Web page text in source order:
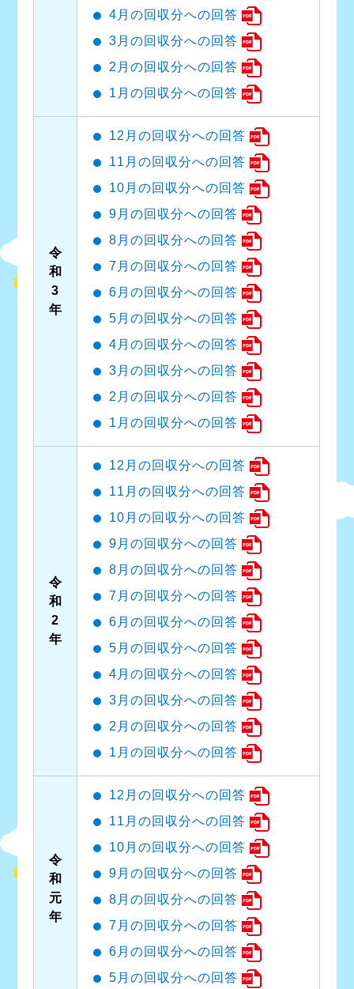
4月の回収分への回答
3月の回収分への回答
2月の回収分への回答
1月の回収分への回答
令
和
3
年
12月の回収分への回答
11月の回収分への回答
10月の回収分への回答
9月の回収分への回答
8月の回収分への回答
7月の回収分への回答
6月の回収分への回答
5月の回収分への回答
4月の回収分への回答
3月の回収分への回答
2月の回収分への回答
1月の回収分への回答
令
和
2
年
12月の回収分への回答
11月の回収分への回答
10月の回収分への回答
9月の回収分への回答
8月の回収分への回答
7月の回収分への回答
6月の回収分への回答
5月の回収分への回答
4月の回収分への回答
3月の回収分への回答
2月の回収分への回答
1月の回収分への回答
令
和
元
年
12月の回収分への回答
11月の回収分への回答
10月の回収分への回答
9月の回収分への回答
8月の回収分への回答
7月の回収分への回答
6月の回収分への回答
5月の回収分への回答